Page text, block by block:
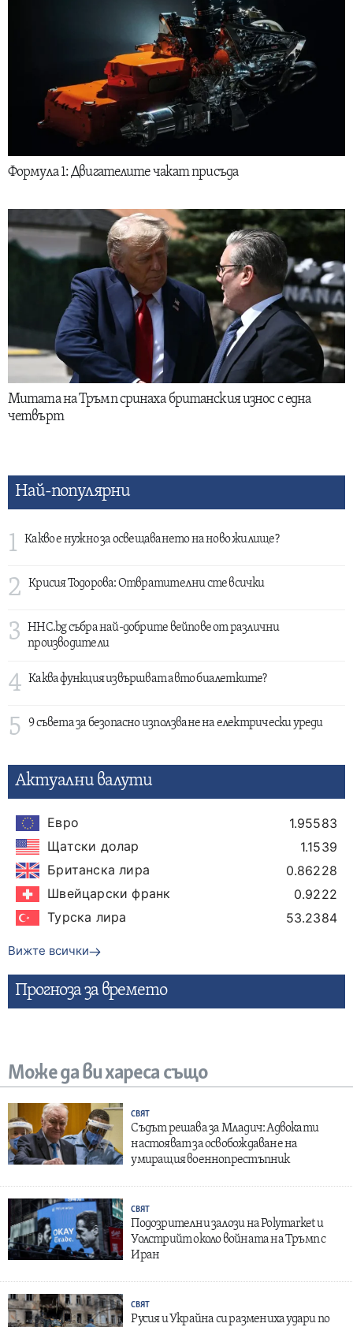
Формула 1: Двигателите чакат присъда
Митата на Тръмп сринаха британския износ с една
четвърт
Най-популярни
1 Какво е нужно за освещаването на ново жилище?
2 Крисия Тодорова: Отвратителни сте всички
3
HHC.bg събра най-добрите вейпове от различни
производители
4 Каква функция извършват авто биалетките?
5 9 съвета за безопасно използване на електрически уреди
Актуални валути
Евро
1.95583
Щатски долар
1.1539
Британска лира
0.86228
Швейцарски франк
0.9222
Турска лира
53.2384
Вижте всички
Прогнозa за времето
Може да ви хареса също
СВЯТ
Съдът решава за Младич: Адвокати
настояват за освобождаване на
умиращия военнопрестъпник
СВЯТ
Подозрителни залози на Polymarket и
Уолстрийт около войната на Тръмп с
Иран
СВЯТ
Русия и Украйна си размениха удари по